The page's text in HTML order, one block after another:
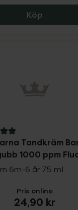
29.9 kr.
Köp Bamse
omdöme
Tandkräm
1000 ppm
6m-6 år 75 ml
Pris online
24,90 kr